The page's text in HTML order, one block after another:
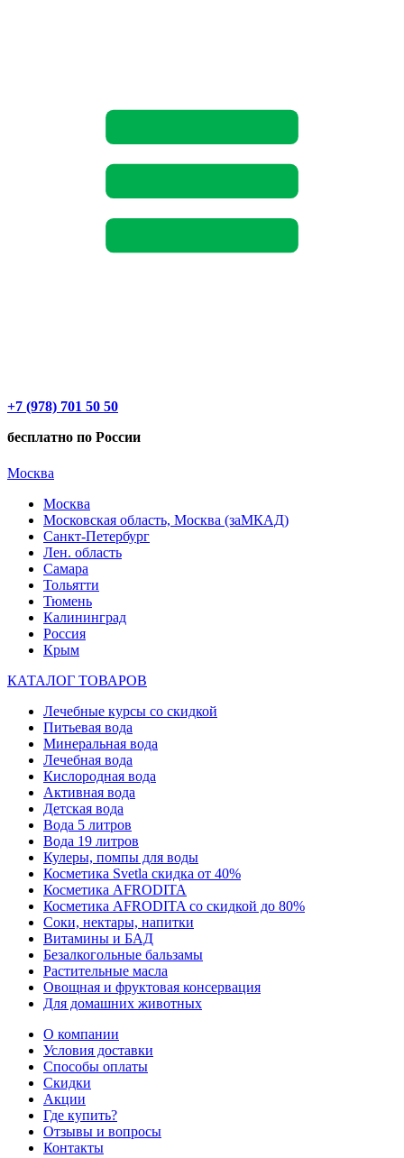
+7 (978) 701 50 50
бесплатно по России
Москва
Москва
Московская область, Москва (заМКАД)
Санкт-Петербург
Лен. область
Самара
Тольятти
Тюмень
Калининград
Россия
Крым
КАТАЛОГ ТОВАРОВ
Лечебные курсы со скидкой
Питьевая вода
Минеральная вода
Лечебная вода
Кислородная вода
Активная вода
Детская вода
Вода 5 литров
Вода 19 литров
Кулеры, помпы для воды
Косметика Svetla скидка от 40%
Косметика AFRODITA
Косметика AFRODITA со скидкой до 80%
Соки, нектары, напитки
Витамины и БАД
Безалкогольные бальзамы
Растительные масла
Овощная и фруктовая консервация
Для домашних животных
О компании
Условия доставки
Способы оплаты
Скидки
Акции
Где купить?
Отзывы и вопросы
Контакты